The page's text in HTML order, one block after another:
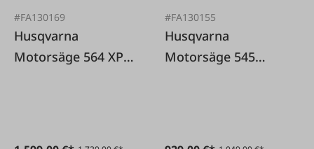
#FA130169
Husqvarna
Motorsäge 564 XP
#FA130155
Husqvarna
Motorsäge 545